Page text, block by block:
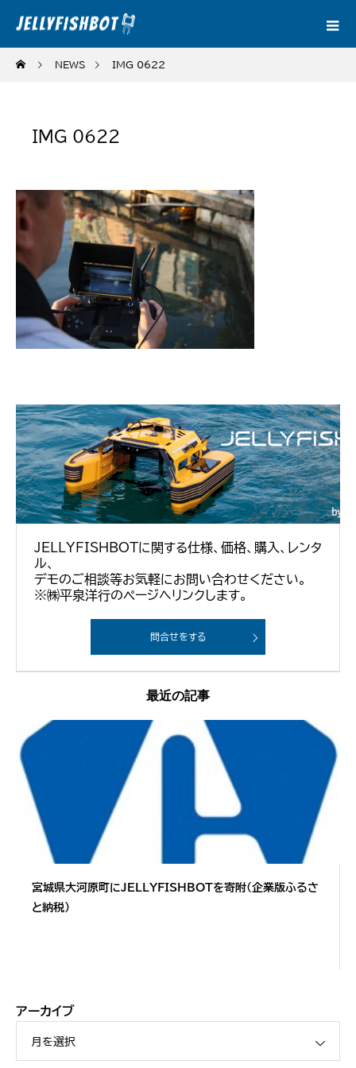
NEWS IMG_0622
IMG_0622
JELLYFISHBOTに関する仕様、価格、購入、レンタ
ル、
デモのご相談等お気軽にお問い合わせください。
※㈱平泉洋行のページへリンクします。
問合せをする
最近の記事
宮城県大河原町にJELLYFISHBOTを寄附（企業版ふるさ
と納税）
アーカイブ
月を選択